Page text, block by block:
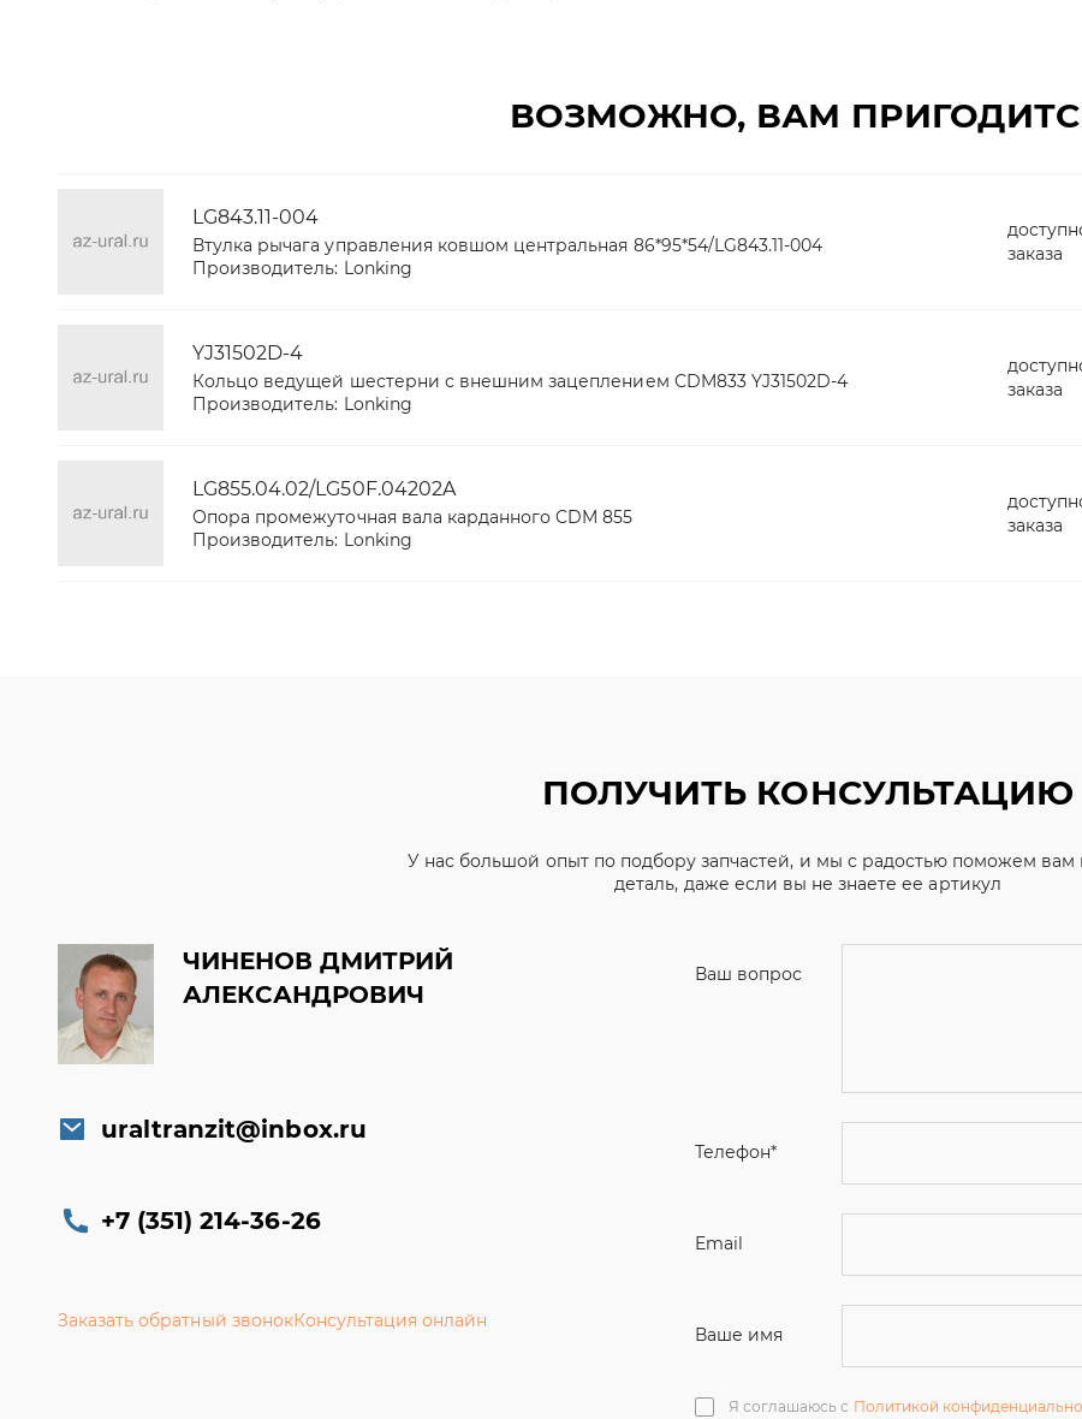
ВОЗМОЖНО, ВАМ
LG843.11-004
Втулка рычага управления ковшом центральная 86*95*54/LG843.11-004
Производитель: Lonking
заказа
YJ31502D-4
Кольцо ведущей шестерни с внешним зацеплением CDM833 YJ31502D-4
Производитель: Lonking
заказа
LG855.04.02/LG50F.04202A
Опора промежуточная вала карданного CDM 855
Производитель: Lonking
заказа
ПОЛУЧИТЬ КОНСУЛЬТАЦИЮ
У нас большой опыт по подбору запчастей, и мы с радостью поможем
деталь, даже если вы не знаете ее артикул
ЧИНЕНОВ ДМИТРИЙ
АЛЕКСАНДРОВИЧ
uraltranzit@inbox.ru
+7 (351) 214-36-26
Заказать обратный звонокКонсультация онлайн
Ваш вопрос
Я соглашаюсь с
Отправить